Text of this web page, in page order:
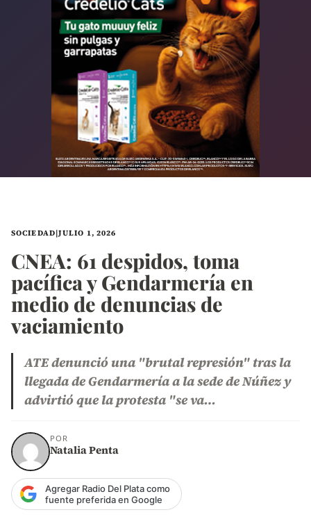
SOCIEDAD|JULIO 1, 2026
CNEA: 61 despidos, toma
pacífica y Gendarmería en
medio de denuncias de
vaciamiento
ATE denunció una "brutal represión" tras la
llegada de Gendarmería a la sede de Núñez y
advirtió que la protesta "se va…
POR
Natalia Penta
Agregar Radio Del Plata como
fuente preferida en Google